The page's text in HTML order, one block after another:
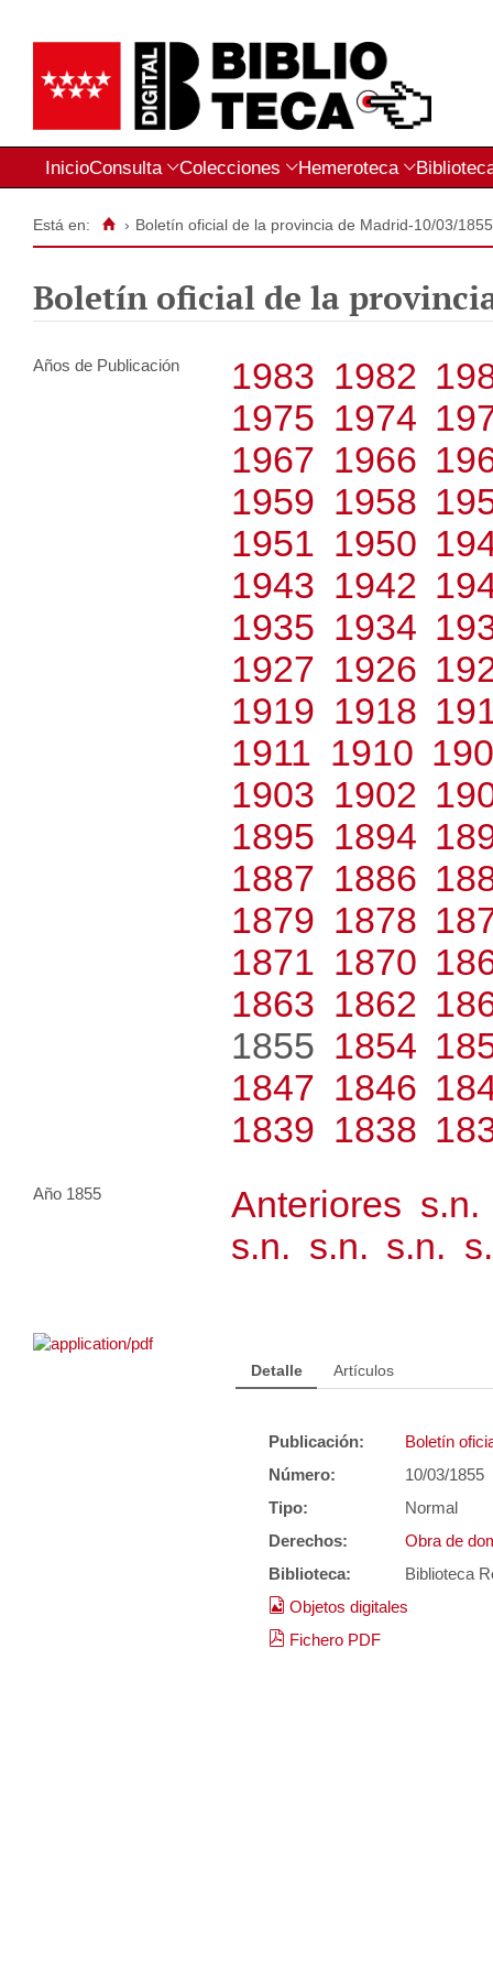
InicioConsulta Colecciones Hemeroteca
Está en: › Boletín oficial de la provincia de Madrid-10/03/1855
Boletín oficial de la
Años de Publicación 1983 1982
1975 1974
1967 1966
1959 1958
1951 1950
1943 1942
1935 1934
1927 1926
1919 1918
1911 1910
1903 1902
1895 1894
1887 1886
1879 1878
1871 1870
1863 1862
1855 1854
1847 1846
1839 1838
Año 1855 Anteriores s.n.
s.n. s.n. s.n.
Detalle Artículos
Publicación:
Boletín
Número:
10/03/1855
Tipo:
Normal
Derechos:
Obra de
Biblioteca:
Biblioteca
Objetos digitales
Fichero PDF